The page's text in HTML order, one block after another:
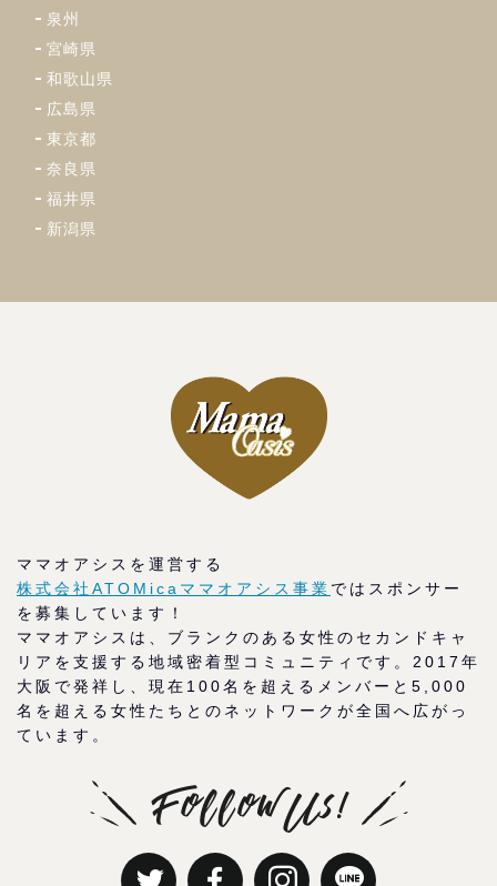
泉州
宮崎県
和歌山県
広島県
東京都
奈良県
福井県
新潟県
ママオアシスを運営する
株式会社ATOMicaママオアシス事業 ではスポンサー
を募集しています！
ママオアシスは、ブランクのある女性のセカンドキャ
リアを支援する地域密着型コミュニティです。2017年
大阪で発祥し、現在100名を超えるメンバーと5,000
名を超える女性たちとのネットワークが全国へ広がっ
ています。